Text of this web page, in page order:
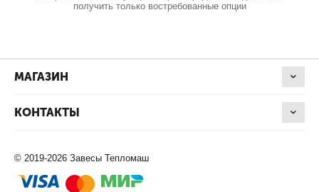
получить только востребованные опции
МАГАЗИН
КОНТАКТЫ
© 2019-2026 Завесы Тепломаш